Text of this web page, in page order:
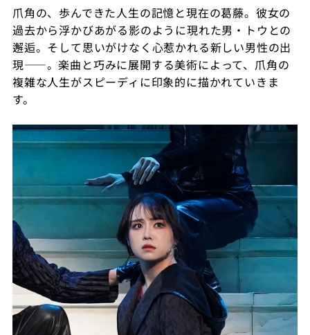
爪角の、歩んできた人生の記憶と現在の葛藤。彼女の
過去から浮かびあがる影のように現れた男・トウとの
邂逅。そして思いがけなく心惹かれる新しい男性の出
現——。楽曲と巧みに展開する美術によって、爪角の
複雑な人生がスピーディに印象的に描かれていきま
す。